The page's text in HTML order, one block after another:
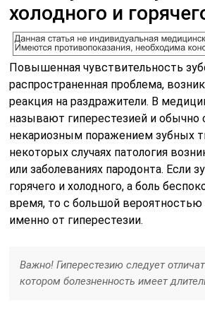
холодного и
Повышенная чувствительность
распространенная проблема,
реакция на раздражители. В
называют гиперестезией и
некариозным поражением зубных
некоторых случаях патология
или заболеваниях пародонта. Если
горячего и холодного, а боль
время, то с большой вероятностью
именно от гиперестезии.
Важно! Гиперестезию следует
котором болезненность имеет